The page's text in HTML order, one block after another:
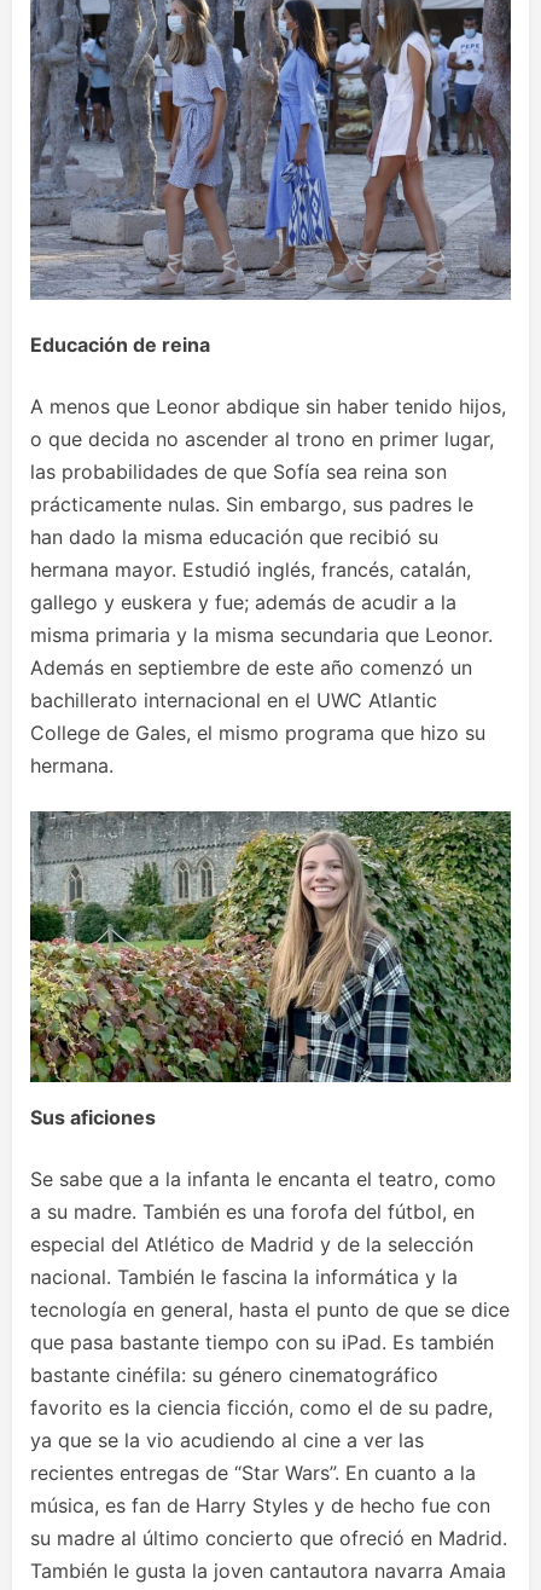
Educación de reina
A menos que Leonor abdique sin haber tenido hijos,
o que decida no ascender al trono en primer lugar,
las probabilidades de que Sofía sea reina son
prácticamente nulas. Sin embargo, sus padres le
han dado la misma educación que recibió su
hermana mayor. Estudió inglés, francés, catalán,
gallego y euskera y fue; además de acudir a la
misma primaria y la misma secundaria que Leonor.
Además en septiembre de este año comenzó un
bachillerato internacional en el UWC Atlantic
College de Gales, el mismo programa que hizo su
hermana.
Sus aficiones
Se sabe que a la infanta le encanta el teatro, como
a su madre. También es una forofa del fútbol, en
especial del Atlético de Madrid y de la selección
nacional. También le fascina la informática y la
tecnología en general, hasta el punto de que se dice
que pasa bastante tiempo con su iPad. Es también
bastante cinéfila: su género cinematográfico
favorito es la ciencia ficción, como el de su padre,
ya que se la vio acudiendo al cine a ver las
recientes entregas de “Star Wars”. En cuanto a la
música, es fan de Harry Styles y de hecho fue con
su madre al último concierto que ofreció en Madrid.
También le gusta la joven cantautora navarra Amaia